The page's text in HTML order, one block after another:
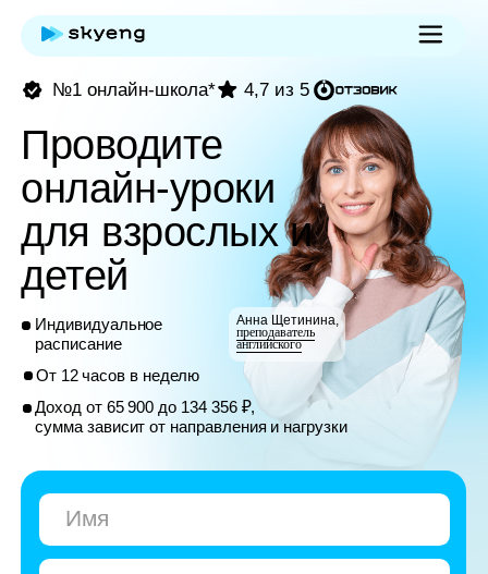
Индивидуальное
расписание
От 12 часов в неделю
Доход от 65 900 до 134 356 ₽,
сумма зависит от направления и нагрузки
4,7 из 5
Проводите
онлайн-уроки
для взрослых и
детей
Анна Щетинина,
преподаватель